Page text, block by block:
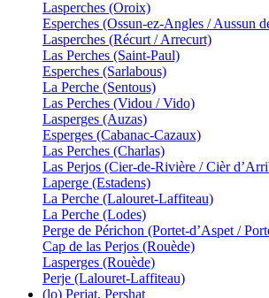
Lasperches (Oroix)
Esperches (Ossun-ez-Angles / Aussun
Lasperches (Récurt / Arrecurt)
Las Perches (Saint-Paul)
Esperches (Sarlabous)
La Perche (Sentous)
Las Perches (Vidou / Vido)
Lasperges (Auzas)
Esperges (Cabanac-Cazaux)
Las Perches (Charlas)
Las Perjos (Cier-de-Rivière / Cièr
Laperge (Estadens)
La Perche (Lalouret-Laffiteau)
La Perche (Lodes)
Perge de Périchon (Portet-d’Aspet /
Cap de las Perjos (Rouède)
Lasperges (Rouède)
Perje (Lalouret-Laffiteau)
(lo) Perjat, Pershat